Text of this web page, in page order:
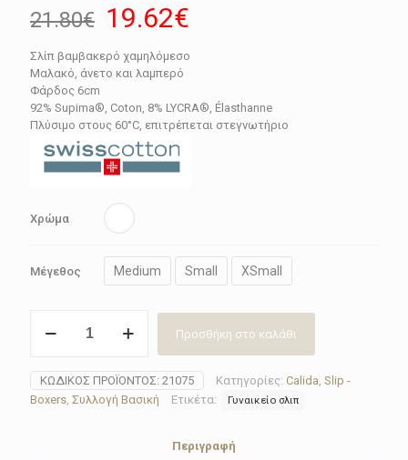
21.80€ Original
price
was:
21.80€.
19.62€
είναι:
19.62€.
Σλίπ βαμβακερό χαμηλόμεσο
Μαλακό, άνετο και λαμπερό
Φάρδος 6cm
92% Supima®, Coton, 8% LYCRA®, Élasthanne
Πλύσιμο στους 60°C, επιτρέπεται στεγνωτήριο
Χρώμα
Μέγεθος Medium Small XSmall
γυναικείο
21075-
001
ποσότητα
Προσθήκη στο καλάθι
ΚΩΔΙΚΌΣ ΠΡΟΪΌΝΤΟΣ: 21075 Κατηγορίες: Calida, Slip -
Boxers, Συλλογή Βασική Ετικέτα: Γυναικείο σλιπ
Περιγραφή